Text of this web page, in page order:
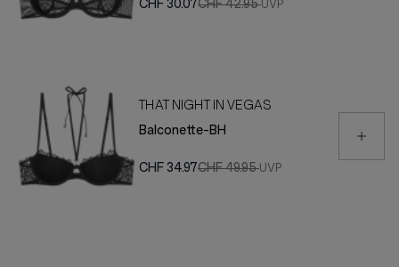
CHF 30.07CHF 42.95
THAT NIGHT IN VEGAS
Balconette-BH
CHF 34.97CHF 49.95